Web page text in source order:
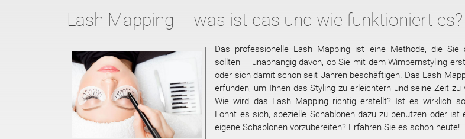
Lash Mapping – was ist das und wie funktioniert es?
Das professionelle Lash Mapping ist eine Methode, die Sie
sollten – unabhängig davon, ob Sie mit dem Wimpernstyling
oder sich damit schon seit Jahren beschäftigen. Das Lash
erfunden, um Ihnen das Styling zu erleichtern und seine Zeit zu
Wie wird das Lash Mapping richtig erstellt? Ist es wirklich
Lohnt es sich, spezielle Schablonen dazu zu benutzen oder ist
eigene Schablonen vorzubereiten? Erfahren Sie es schon heute!